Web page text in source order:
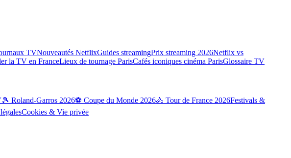
TVNouveautés NetflixGuides streamingPrix streaming 2026Netflix vs
la TV en FranceLieux de tournage ParisCafés iconiques cinéma ParisGlossaire TV
🎾 Roland-Garros 2026⚽ Coupe du Monde 2026🚴 Tour de France 2026Festivals &
Cookies & Vie privée